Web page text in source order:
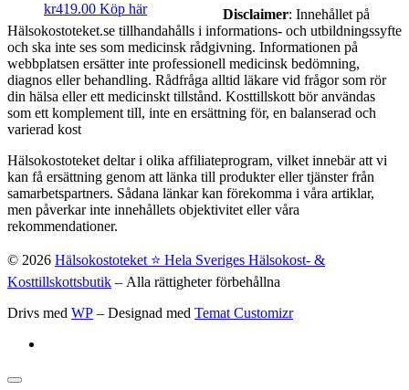
kr419.00 Köp här Disclaimer: Innehållet på
Hälsokostoteket.se tillhandahålls i informations- och utbildningssyfte
och ska inte ses som medicinsk rådgivning. Informationen på
webbplatsen ersätter inte professionell medicinsk bedömning,
diagnos eller behandling. Rådfråga alltid läkare vid frågor som rör
din hälsa eller ett medicinskt tillstånd. Kosttillskott bör användas
som ett komplement till, inte en ersättning för, en balanserad och
varierad kost
Hälsokostoteket deltar i olika affiliateprogram, vilket innebär att vi
kan få ersättning genom att länka till produkter eller tjänster från
samarbetspartners. Sådana länkar kan förekomma i våra artiklar,
men påverkar inte innehållets objektivitet eller våra
rekommendationer.
© 2026 Hälsokostoteket ⭐️ Hela Sveriges Hälsokost- &
Kosttillskottsbutik – Alla rättigheter förbehållna
Drivs med WP – Designad med Temat Customizr